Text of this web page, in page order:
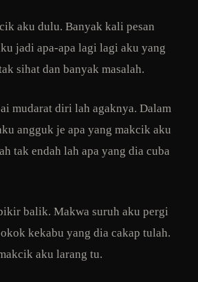
aku dulu. Banyak kali pesan
jadi apa-apa lagi lagi aku yang
sihat dan banyak masalah.
mudarat diri lah agaknya. Dalam
angguk je apa yang makcik aku
tak endah lah apa yang dia cuba
balik. Makwa suruh aku pergi
kekabu yang dia cakap tulah.
aku larang tu.